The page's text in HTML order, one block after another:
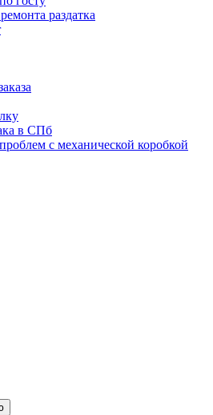
раздатка
в СПб
с механической коробкой